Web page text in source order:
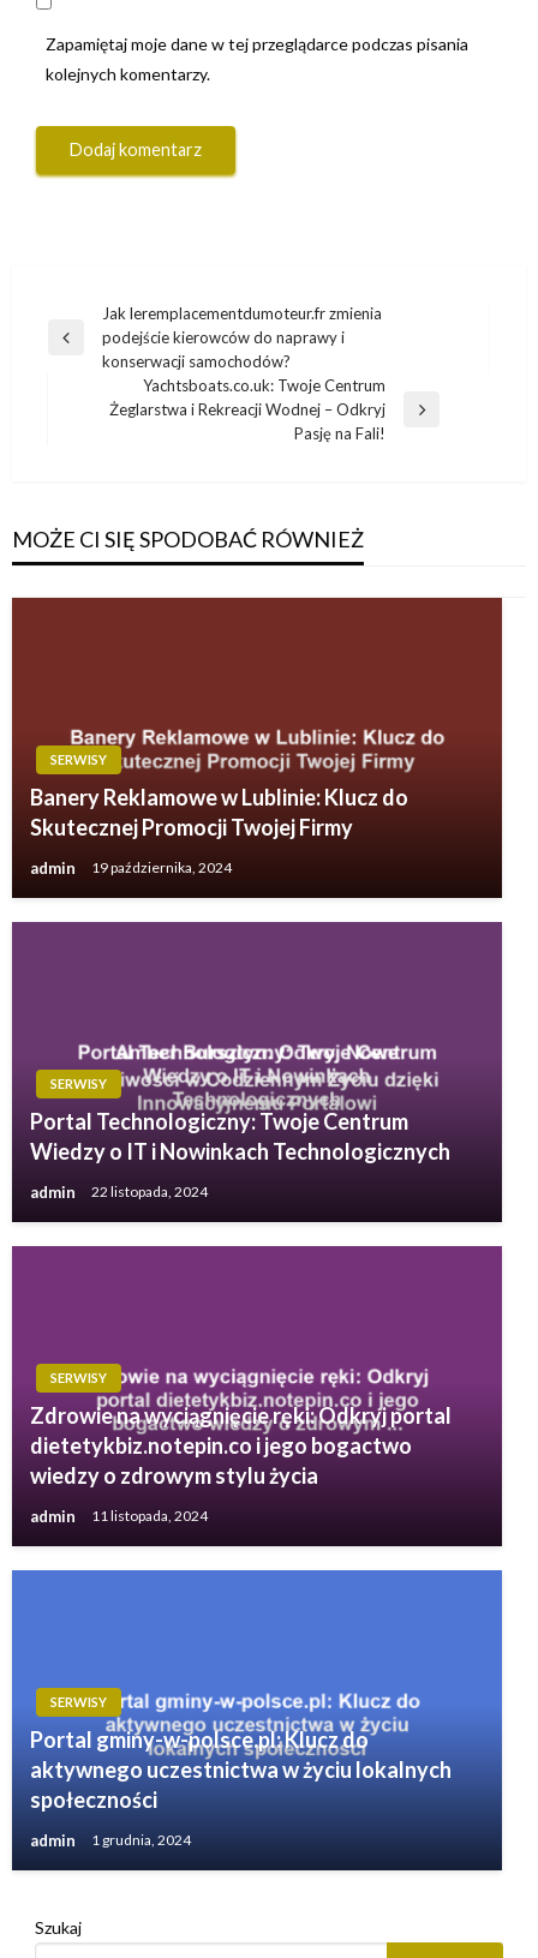
Zapamiętaj moje dane w tej przeglądarce podczas pisania
kolejnych komentarzy.
Nawigacja
wpisu
Poprzedni
Jak leremplacementdumoteur.fr zmienia
podejście kierowców do naprawy i
konserwacji samochodów?
Następny
Yachtsboats.co.uk: Twoje Centrum
Żeglarstwa i Rekreacji Wodnej – Odkryj
Pasję na Fali!
MOŻE CI SIĘ SPODOBAĆ RÓWNIEŻ
SERWISY
Banery Reklamowe w Lublinie: Klucz do
Skutecznej Promocji Twojej Firmy
admin 19 października, 2024
SERWISY
Portal Technologiczny: Twoje Centrum
Wiedzy o IT i Nowinkach Technologicznych
admin 22 listopada, 2024
SERWISY
Zdrowie na wyciągnięcie ręki: Odkryj portal
dietetykbiz.notepin.co i jego bogactwo
wiedzy o zdrowym stylu życia
admin 11 listopada, 2024
SERWISY
Portal gminy-w-polsce.pl: Klucz do
aktywnego uczestnictwa w życiu lokalnych
społeczności
admin 1 grudnia, 2024
Szukaj